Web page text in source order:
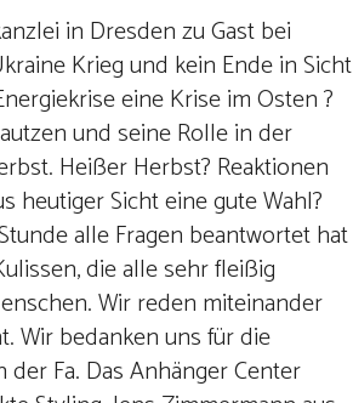
in Dresden zu Gast bei
Krieg und kein Ende in Sicht
eine Krise im Osten ?
und seine Rolle in der
Heißer Herbst? Reaktionen
heutiger Sicht eine gute Wahl?
alle Fragen beantwortet hat
die alle sehr fleißig
Wir reden miteinander
Wir bedanken uns für die
Fa. Das Anhänger Center